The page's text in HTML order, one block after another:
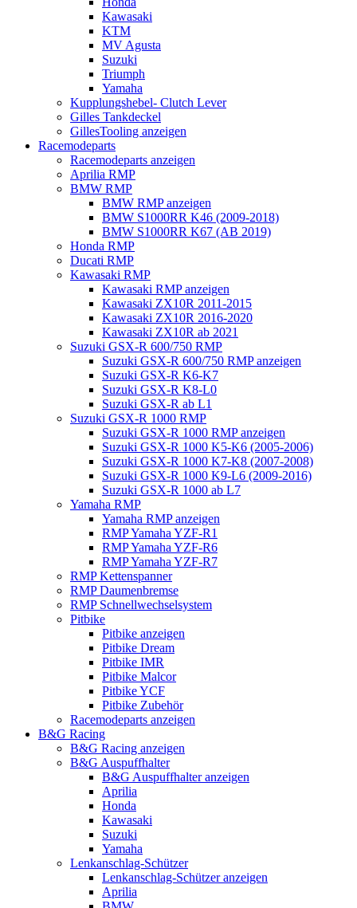
Kawasaki
KTM
MV Agusta
Suzuki
Triumph
Yamaha
Kupplungshebel- Clutch Lever
Gilles Tankdeckel
GillesTooling anzeigen
Racemodeparts
Racemodeparts anzeigen
Aprilia RMP
BMW RMP
BMW RMP anzeigen
BMW S1000RR K46 (2009-2018)
BMW S1000RR K67 (AB 2019)
Honda RMP
Ducati RMP
Kawasaki RMP
Kawasaki RMP anzeigen
Kawasaki ZX10R 2011-2015
Kawasaki ZX10R 2016-2020
Kawasaki ZX10R ab 2021
Suzuki GSX-R 600/750 RMP
Suzuki GSX-R 600/750 RMP anzeigen
Suzuki GSX-R K6-K7
Suzuki GSX-R K8-L0
Suzuki GSX-R ab L1
Suzuki GSX-R 1000 RMP
Suzuki GSX-R 1000 RMP anzeigen
Suzuki GSX-R 1000 K5-K6 (2005-2006)
Suzuki GSX-R 1000 K7-K8 (2007-2008)
Suzuki GSX-R 1000 K9-L6 (2009-2016)
Suzuki GSX-R 1000 ab L7
Yamaha RMP
Yamaha RMP anzeigen
RMP Yamaha YZF-R1
RMP Yamaha YZF-R6
RMP Yamaha YZF-R7
RMP Kettenspanner
RMP Daumenbremse
RMP Schnellwechselsystem
Pitbike
Pitbike anzeigen
Pitbike Dream
Pitbike IMR
Pitbike Malcor
Pitbike YCF
Pitbike Zubehör
Racemodeparts anzeigen
B&G Racing
B&G Racing anzeigen
B&G Auspuffhalter
B&G Auspuffhalter anzeigen
Aprilia
Honda
Kawasaki
Suzuki
Yamaha
Lenkanschlag-Schützer
Lenkanschlag-Schützer anzeigen
Aprilia